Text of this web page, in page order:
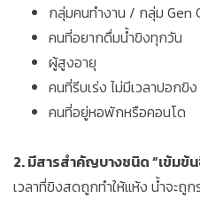
กลุ่มคนทำงาน / กลุ่ม Gen
คนที่อยากดื่มน้ำขิงทุกวัน
ผู้สูงอายุ
คนที่รีบเร่ง ไม่มีเวลาปอกขิง
คนที่อยู่หอพักหรือคอนโด
2. มีสารสำคัญบางชนิด “เข้มข้
เวลาที่ขิงสดถูกทำให้แห้ง น้ำจะถู